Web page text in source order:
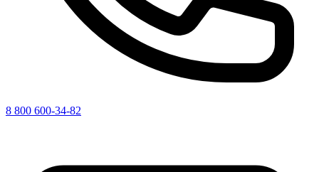
8 800 600-34-82